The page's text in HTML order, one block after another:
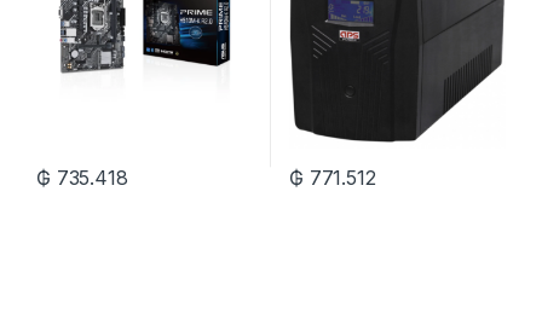
₲ 735.418 ₲ 771.512